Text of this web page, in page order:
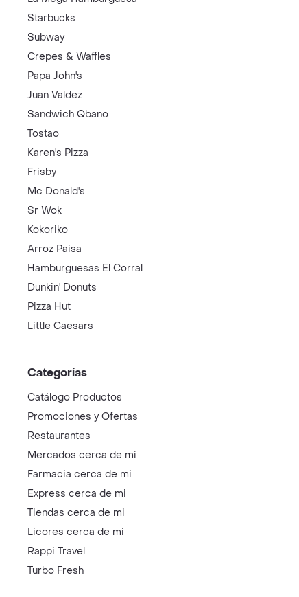
Starbucks
Subway
Crepes & Waffles
Papa John's
Juan Valdez
Sandwich Qbano
Tostao
Karen's Pizza
Frisby
Mc Donald's
Sr Wok
Kokoriko
Arroz Paisa
Hamburguesas El Corral
Dunkin' Donuts
Pizza Hut
Little Caesars
Categorías
Catálogo Productos
Promociones y Ofertas
Restaurantes
Mercados cerca de mi
Farmacia cerca de mi
Express cerca de mi
Tiendas cerca de mi
Licores cerca de mi
Rappi Travel
Turbo Fresh